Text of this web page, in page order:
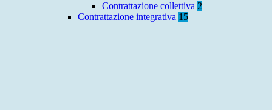
Contrattazione collettiva 2
Contrattazione integrativa 15